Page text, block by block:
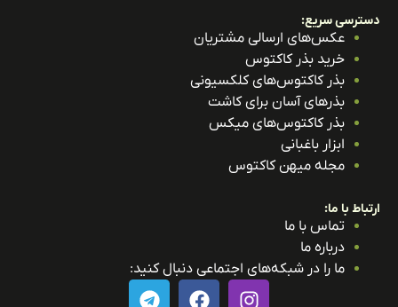
سریع:
عکس‌های ارسالی مشتریان
خرید بذر کاکتوس
بذر کاکتوس‌های کلکسیونی
بذرهای آسان برای کاشت
بذر کاکتوس‌های میکس
ابزار باغبانی
مجله میهن کاکتوس
با ما:
تماس با ما
درباره ما
ما را در شبکه‌های اجتماعی دنبال کنید: